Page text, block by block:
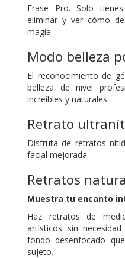
Erase Pro. Solo
eliminar y ver cómo
magia.
Modo belleza
El reconocimiento de
belleza de nivel
increíbles y naturales.
Retrato
Disfruta de retratos
facial mejorada.
Retratos
Muestra tu encanto
Haz retratos de
artísticos sin
fondo desenfocado
sujeto.